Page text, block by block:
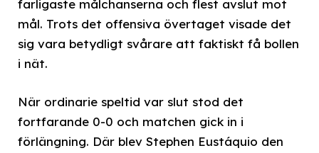
farligaste målchanserna och flest avslut mot
mål. Trots det offensiva övertaget visade det
sig vara betydligt svårare att faktiskt få bollen
i nät.
När ordinarie speltid var slut stod det
fortfarande 0-0 och matchen gick in i
förlängning. Där blev Stephen Eustáquio den